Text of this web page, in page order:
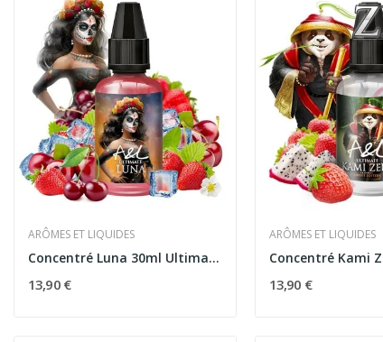
ARÔMES ET LIQUIDES
Concentré Luna 30ml Ultimate - Arômes et Liquides
13,90 €
ARÔMES ET LIQUIDES
13,90 €